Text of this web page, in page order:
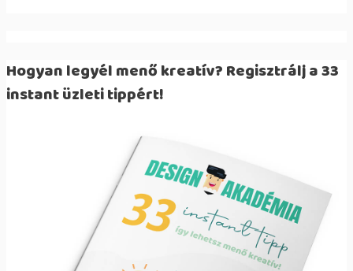
Hogyan legyél menő kreatív? Regisztrálj a 33
instant üzleti tippért!